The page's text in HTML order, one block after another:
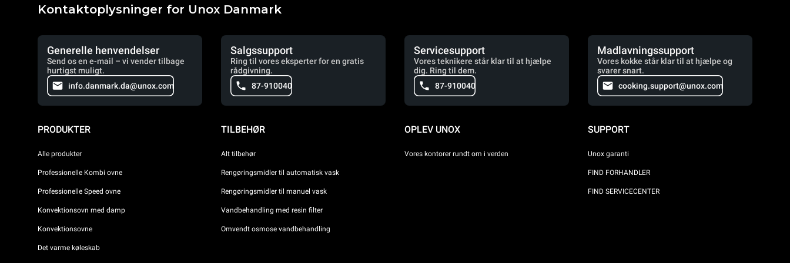
Kontaktoplysninger for Unox Danmark
Generelle henvendelser
Send os en e-mail – vi vender tilbage
hurtigst muligt.
info.danmark.da@unox.com
Salgssupport
Ring til vores eksperter for en gratis
rådgivning.
87-910040
Servicesupport
Vores teknikere står klar til at hjælpe
dig. Ring til dem.
87-910040
Madlavningssupport
Vores kokke står klar til at hjælpe og
svarer snart.
cooking.support@unox.com
PRODUKTER
Alle produkter
Professionelle Kombi ovne
Professionelle Speed ovne
Konvektionsovn med damp
Konvektionsovne
Det varme køleskab
TILBEHØR
Alt tilbehør
Rengøringsmidler til automatisk vask
Rengøringsmidler til manuel vask
Vandbehandling med resin filter
Omvendt osmose vandbehandling
OPLEV UNOX
Vores kontorer rundt om i verden
SUPPORT
Unox garanti
FIND FORHANDLER
FIND SERVICECENTER